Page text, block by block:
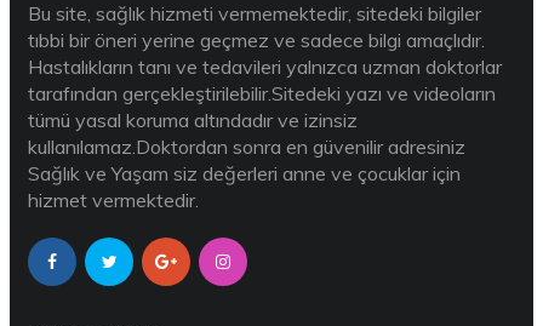
Bu site, sağlık hizmeti vermemektedir, sitedeki bilgiler
tıbbi bir öneri yerine geçmez ve sadece bilgi amaçlıdır.
Hastalıkların tanı ve tedavileri yalnızca uzman doktorlar
tarafından gerçekleştirilebilir.Sitedeki yazı ve videoların
tümü yasal koruma altındadır ve izinsiz
kullanılamaz.Doktordan sonra en güvenilir adresiniz
Sağlık ve Yaşam siz değerleri anne ve çocuklar için
hizmet vermektedir.